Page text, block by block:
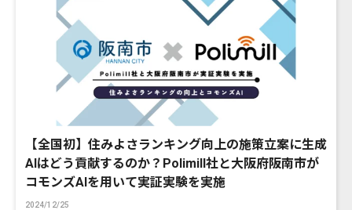
【全国初】住みよさランキング向上の施策立案に生成
AIはどう貢献するのか？Polimill社と大阪府阪南市が
コモンズAIを用いて実証実験を実施
2024/12/25